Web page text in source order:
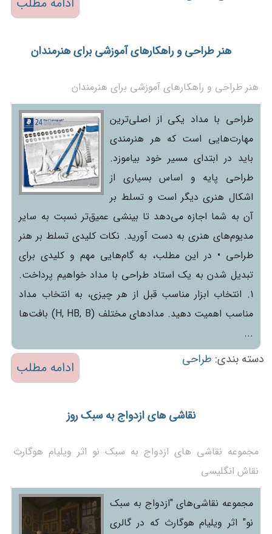
هنر طراحی و راهکارهای آموزشی برای هنرمندان
هنر طراحی و راهکارهای آموزشی برای هنرمندان
طراحی با مداد یکی از اصلی‌ترین
مهارت‌هایی است که هر هنرمندی
باید در ابتدای مسیر خود بیاموزد.
طراحی پایه و اساس بسیاری از
اشکال هنری دیگر است و تسلط بر
آن به شما اجازه می‌دهد تا بینشی عمیق‌تر نسبت به سایر
مدیوم‌های هنری به دست آورید. نکات کلیدی تسلط بر هنر
طراحی • در این مطلب، به گام‌هایی مهم و کلیدی برای
تبدیل شدن به یک استاد طراحی با مداد خواهیم پرداخت.
1. انتخاب ابزار مناسب قبل از هر چیزی، به انتخاب مداد
مناسب اهمیت دهید. مدادهای مختلف (H, HB, B) بافت‌ها
...
ادامه مطلب دسته بندی: طراحی
نقاشی های ازدواج به سبک روز
مجموعه نقاشی های ازدواج به سبک نو اثر ویلیام هوگارث
نقاش انگلیسی
مجموعه نقاشی‌های "ازدواج به سبک
نو" اثر ویلیام هوگارث که در گالری